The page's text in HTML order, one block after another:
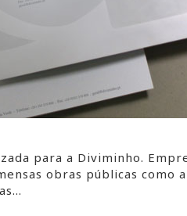
para a Diviminho.
obras públicas como